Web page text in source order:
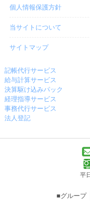
個人情報保護方針
当サイトについて
サイトマップ
記帳代行サービス
給与計算サービス
決算駆け込みパック
経理指導サービス
事務代行サービス
法人登記
平
■グループ